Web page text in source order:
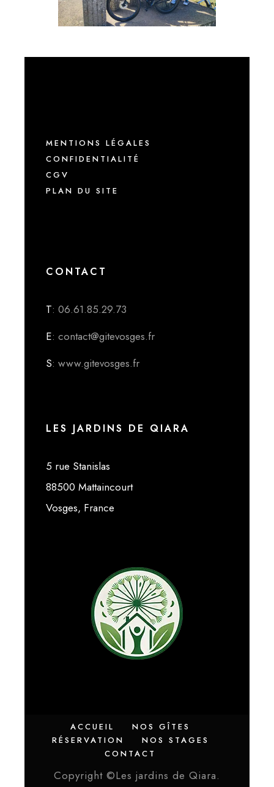
MENTIONS LÉGALES
CONFIDENTIALITÉ
CGV
PLAN DU SITE
CONTACT
T: 06.61.85.29.73
E: contact@gitevosges.fr
S: www.gitevosges.fr
LES JARDINS DE QIARA
5 rue Stanislas
88500 Mattaincourt
Vosges, France
ACCUEIL
NOS GÎTES
RÉSERVATION
NOS STAGES
CONTACT
Copyright ©Les jardins de Qiara.